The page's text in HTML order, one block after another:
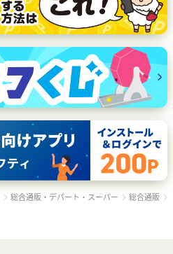
総合通販・デパート・スーパー
総合通販